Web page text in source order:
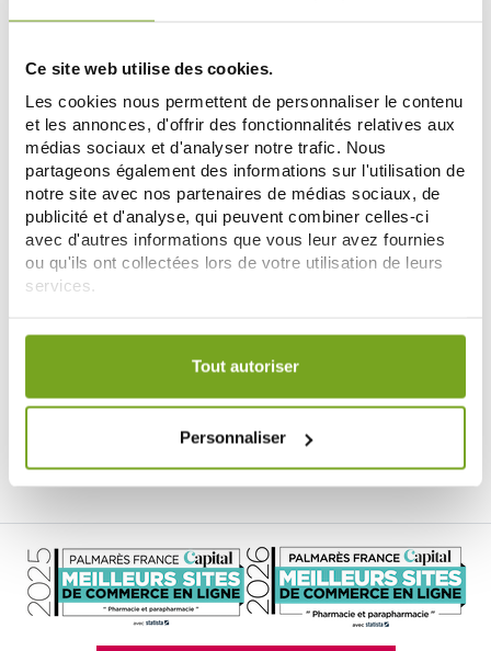
Ce site web utilise des cookies.
Les cookies nous permettent de personnaliser le contenu
et les annonces, d'offrir des fonctionnalités relatives aux
médias sociaux et d'analyser notre trafic. Nous
partageons également des informations sur l'utilisation de
notre site avec nos partenaires de médias sociaux, de
publicité et d'analyse, qui peuvent combiner celles-ci
avec d'autres informations que vous leur avez fournies
ou qu'ils ont collectées lors de votre utilisation de leurs
services.
Votre choix de consentement est conservé pendant une
Tout autoriser
Personnaliser
19,31 €
AÑADIR A LA CESTA
250ML
15,30 €
AÑADIR A LA CESTA